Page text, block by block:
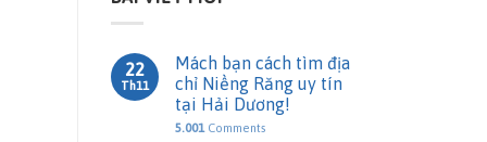
22
Th11
Mách bạn cách tìm địa
chỉ Niềng Răng uy tín
tại Hải Dương!
5.001 Comments